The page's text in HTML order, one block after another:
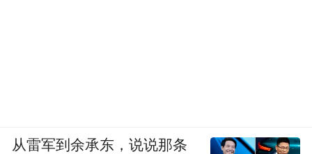
从雷军到余承东，说说那条